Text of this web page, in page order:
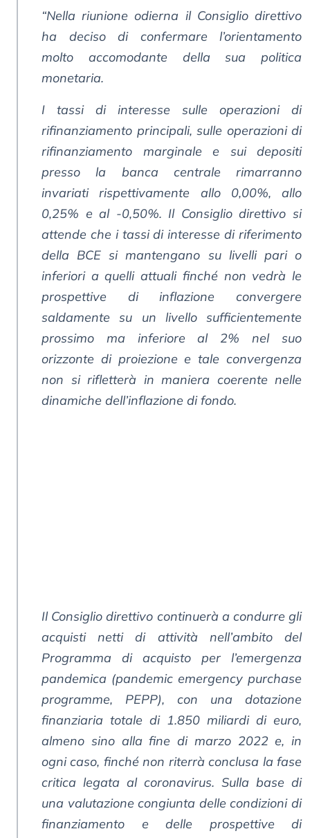
“Nella riunione odierna il Consiglio direttivo
ha deciso di confermare l’orientamento
molto accomodante della sua politica
monetaria.
I tassi di interesse sulle operazioni di
rifinanziamento principali, sulle operazioni di
rifinanziamento marginale e sui depositi
presso la banca centrale rimarranno
invariati rispettivamente allo 0,00%, allo
0,25% e al -0,50%. Il Consiglio direttivo si
attende che i tassi di interesse di riferimento
della BCE si mantengano su livelli pari o
inferiori a quelli attuali finché non vedrà le
prospettive di inflazione convergere
saldamente su un livello sufficientemente
prossimo ma inferiore al 2% nel suo
orizzonte di proiezione e tale convergenza
non si rifletterà in maniera coerente nelle
dinamiche dell’inflazione di fondo.
Il Consiglio direttivo continuerà a condurre gli
acquisti netti di attività nell’ambito del
Programma di acquisto per l’emergenza
pandemica (pandemic emergency purchase
programme, PEPP), con una dotazione
finanziaria totale di 1.850 miliardi di euro,
almeno sino alla fine di marzo 2022 e, in
ogni caso, finché non riterrà conclusa la fase
critica legata al coronavirus. Sulla base di
una valutazione congiunta delle condizioni di
finanziamento e delle prospettive di